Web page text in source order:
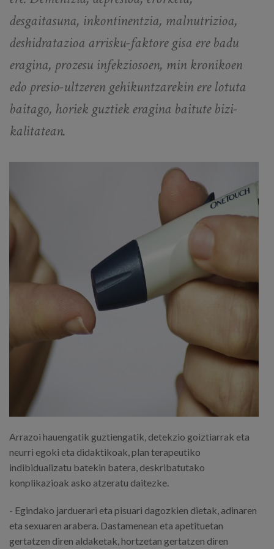
desgaitasuna, inkontinentzia, malnutrizioa,
deshidratazioa arrisku-faktore gisa ere badu
eragina, prozesu infekziosoen, min kronikoen
edo presio-ultzeren gehikuntzarekin ere lotuta
baitago, horiek guztiek eragina baitute bizi-
kalitatean.
Arrazoi hauengatik guztiengatik, detekzio goiztiarrak eta
neurri egoki eta didaktikoak, plan terapeutiko
indibidualizatu batekin batera, deskribatutako
konplikazioak asko atzeratu daitezke.
- Egindako jarduerari eta pisuari dagozkien dietak, adinaren
eta sexuaren arabera. Dastamenean eta apetituetan
gertatzen diren aldaketak, hortzetan gertatzen diren